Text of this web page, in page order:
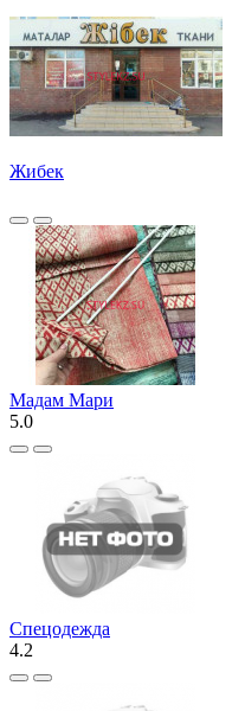
Жибек
Мадам Мари
5.0
Спецодежда
4.2